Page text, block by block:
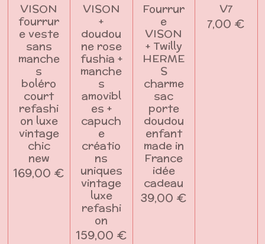
VISON
fourrur
e veste
sans
manche
s
boléro
court
refashi
on luxe
vintage
chic
new
169,00 €
VISON
+
doudou
ne rose
fushia +
manche
s
amovibl
es +
capuch
e
créatio
ns
uniques
vintage
luxe
refashi
on
159,00 €
Fourrur
e
VISON
+ Twilly
HERME
S
charme
sac
porte
doudou
enfant
made in
France
idée
cadeau
39,00 €
V7
7,00 €